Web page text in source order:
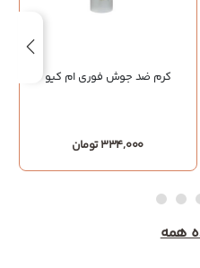
کرم ضد جوش فوری ام کیو
334,000 تومان
همه